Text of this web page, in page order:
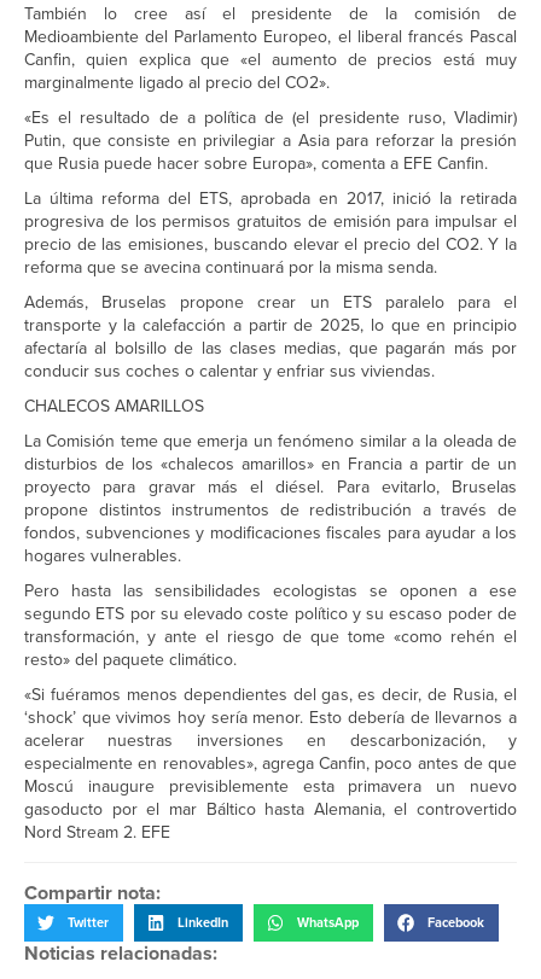
También lo cree así el presidente de la comisión de
Medioambiente del Parlamento Europeo, el liberal francés Pascal
Canfin, quien explica que «el aumento de precios está muy
marginalmente ligado al precio del CO2».
«Es el resultado de a política de (el presidente ruso, Vladimir)
Putin, que consiste en privilegiar a Asia para reforzar la presión
que Rusia puede hacer sobre Europa», comenta a EFE Canfin.
La última reforma del ETS, aprobada en 2017, inició la retirada
progresiva de los permisos gratuitos de emisión para impulsar el
precio de las emisiones, buscando elevar el precio del CO2. Y la
reforma que se avecina continuará por la misma senda.
Además, Bruselas propone crear un ETS paralelo para el
transporte y la calefacción a partir de 2025, lo que en principio
afectaría al bolsillo de las clases medias, que pagarán más por
conducir sus coches o calentar y enfriar sus viviendas.
CHALECOS AMARILLOS
La Comisión teme que emerja un fenómeno similar a la oleada de
disturbios de los «chalecos amarillos» en Francia a partir de un
proyecto para gravar más el diésel. Para evitarlo, Bruselas
propone distintos instrumentos de redistribución a través de
fondos, subvenciones y modificaciones fiscales para ayudar a los
hogares vulnerables.
Pero hasta las sensibilidades ecologistas se oponen a ese
segundo ETS por su elevado coste político y su escaso poder de
transformación, y ante el riesgo de que tome «como rehén el
resto» del paquete climático.
«Si fuéramos menos dependientes del gas, es decir, de Rusia, el
‘shock’ que vivimos hoy sería menor. Esto debería de llevarnos a
acelerar nuestras inversiones en descarbonización, y
especialmente en renovables», agrega Canfin, poco antes de que
Moscú inaugure previsiblemente esta primavera un nuevo
gasoducto por el mar Báltico hasta Alemania, el controvertido
Nord Stream 2. EFE
Compartir nota:
Twitter LinkedIn WhatsApp Facebook
Noticias relacionadas: